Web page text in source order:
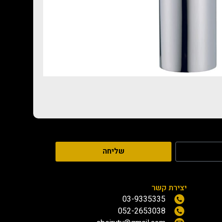
שליחה
יצירת קשר
03-9335335
052-2653038